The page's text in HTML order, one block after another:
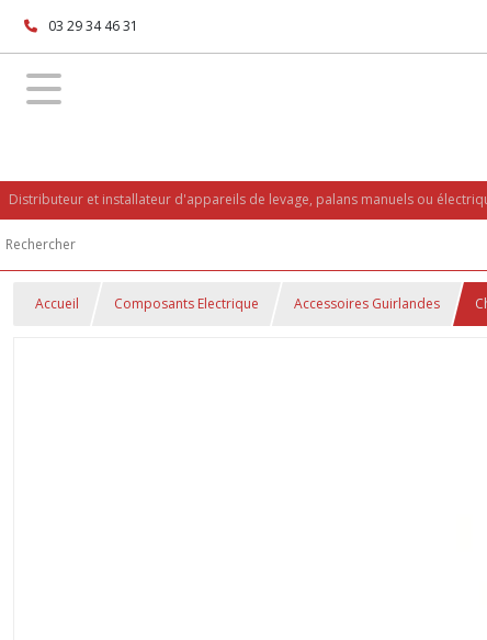
03 29 34 46 31
Distributeur et installateur d'appareils de levage, palans manuels ou
Accueil Composants Electrique Accessoires Guirlandes